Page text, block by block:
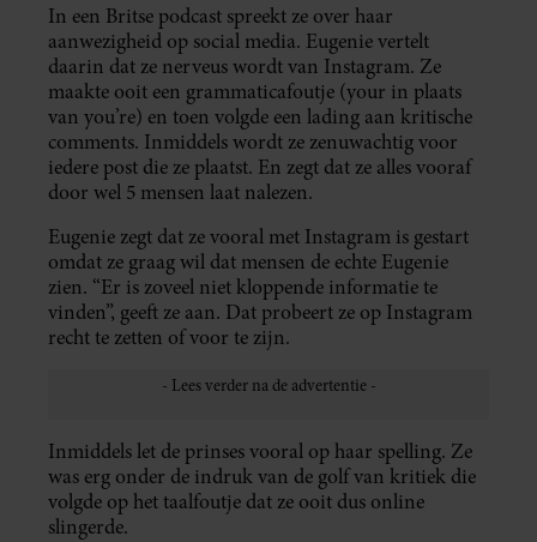
In een Britse podcast spreekt ze over haar
aanwezigheid op social media. Eugenie vertelt
daarin dat ze nerveus wordt van Instagram. Ze
maakte ooit een grammaticafoutje (your in plaats
van you’re) en toen volgde een lading aan kritische
comments. Inmiddels wordt ze zenuwachtig voor
iedere post die ze plaatst. En zegt dat ze alles vooraf
door wel 5 mensen laat nalezen.
Eugenie zegt dat ze vooral met Instagram is gestart
omdat ze graag wil dat mensen de echte Eugenie
zien. “Er is zoveel niet kloppende informatie te
vinden”, geeft ze aan. Dat probeert ze op Instagram
recht te zetten of voor te zijn.
Inmiddels let de prinses vooral op haar spelling. Ze
was erg onder de indruk van de golf van kritiek die
volgde op het taalfoutje dat ze ooit dus online
slingerde.